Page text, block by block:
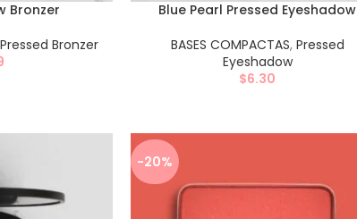
Bronzer
Pressed Bronzer
Blue Pearl Pressed Eyeshadow
BASES COMPACTAS, Pressed
Eyeshadow
$6.30
-20%